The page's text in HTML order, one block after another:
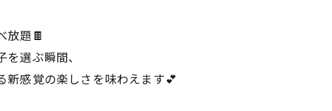
放題🍫
を選ぶ瞬間、
新感覚の楽しさを味わえます💕